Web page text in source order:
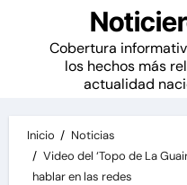
Cobertura
los hechos más
actualidad
Inicio
Noticias
Video del ‘Topo de La
hablar en las redes